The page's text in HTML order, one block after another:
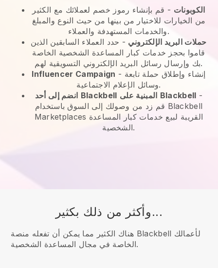
الكوبونات - قم بإنشاء رموز خصم لعملائك مع الكثير
من الخيارات للاختيار من بينها من حيث النوع والمبلغ
والخدمات المستهدفة والعملاء.
حملات البريد الإلكتروني - حدد العملاء السابقين الذين
قاموا بحجز خدمات كبار المساعدة الشخصية الخاصة
بك وإرسال رسائل البريد الإلكتروني التسويقية لهم.
Influencer Campaign - إنشاء وإطلاق حملة تابعة
وسائل الإعلام الاجتماعية.
انضم إلى أحد Blackbell المبنية على Blackbell -
قم زد من وصولك إلى السوق باستخدام Blackbell
Marketplaces القريبة لبيع خدمات كبار المساعدة
الشخصية.
وأكثر من ذلك بكثير...
هناك الكثير مما يمكن أن تفعله منصة Blackbell لأعمالك
الخاصة في مجال المساعدة الشخصية.